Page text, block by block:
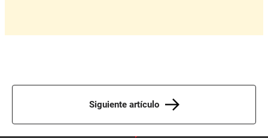
Siguiente artículo